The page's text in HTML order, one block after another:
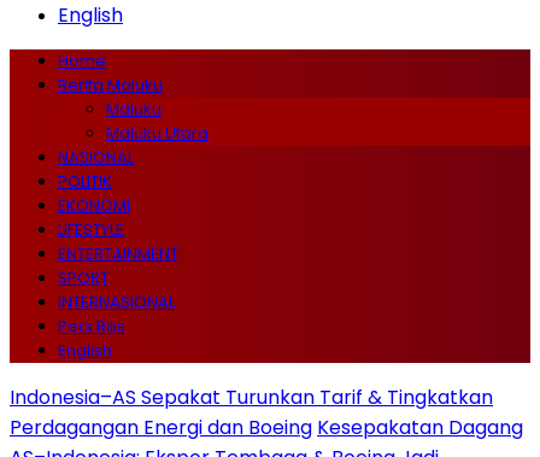
English
Home
Berita Maluku
Maluku
Maluku Utara
NASIONAL
POLITIK
EKONOMI
LIFESTYLE
ENTERTAINMENT
SPORT
INTERNASIONAL
Pers Rilis
English
Indonesia–AS Sepakat Turunkan Tarif & Tingkatkan
Perdagangan Energi dan Boeing Kesepakatan Dagang